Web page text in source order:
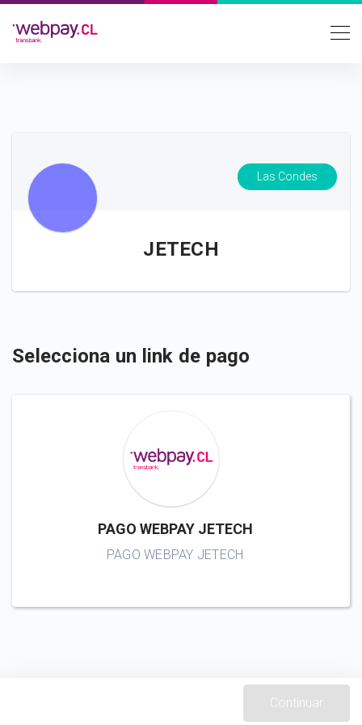
Las Condes
JETECH
Selecciona un link de pago
PAGO WEBPAY JETECH
PAGO WEBPAY JETECH
Continuar